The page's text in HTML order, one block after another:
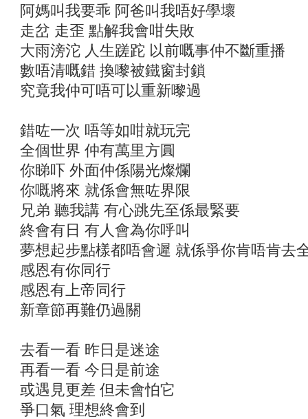
阿媽叫我要乖 阿爸叫我唔好學壞
走岔 走歪 點解我會咁失敗
大雨滂沱 人生蹉跎 以前嘅事仲不斷重播
數唔清嘅錯 換嚟被鐵窗封鎖
究竟我仲可唔可以重新嚟過
錯咗一次 唔等如咁就玩完
全個世界 仲有萬里方圓
你睇吓 外面仲係陽光燦爛
你嘅將來 就係會無咗界限
兄弟 聽我講 有心跳先至係最緊要
終會有日 有人會為你呼叫
夢想起步點樣都唔會遲 就係爭你肯唔肯去
感恩有你同行
感恩有上帝同行
新章節再難仍過關
去看一看 昨日是迷途
再看一看 今日是前途
或遇見更差 但未會怕它
爭口氣 理想終會到